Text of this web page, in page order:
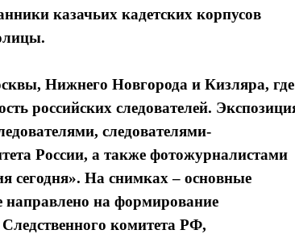
казачьих кадетских корпусов
Нижнего Новгорода и Кизляра, где
российских следователей.
следователями-
России, а также фотожурналистами
сегодня». На снимках – основные
на формирование
комитета РФ,